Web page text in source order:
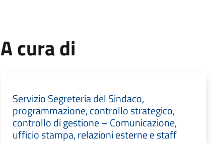
A cura di
Servizio Segreteria del Sindaco,
programmazione, controllo strategico,
controllo di gestione – Comunicazione,
ufficio stampa, relazioni esterne e staff